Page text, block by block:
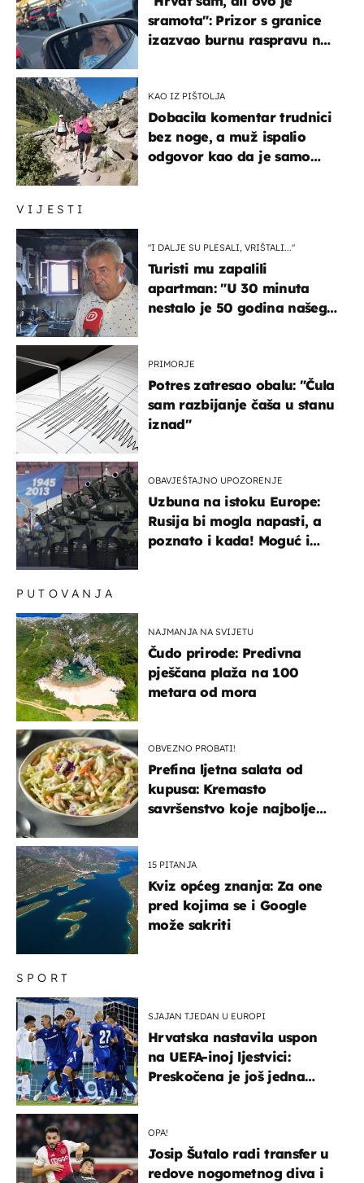
VIJESTI
"I DALJE SU PLESALI, VRIŠTALI..."
Turisti mu zapalili
apartman: "U 30 minuta
nestalo je 50 godina našeg
PRIMORJE
Potres zatresao obalu: "Čula
sam razbijanje čaša u stanu
iznad"
OBAVJEŠTAJNO UPOZORENJE
Uzbuna na istoku Europe:
Rusija bi mogla napasti, a
poznato i kada! Moguć i
sramota": Prizor s granice
izazvao burnu raspravu na
KAO IZ PIŠTOLJA
Dobacila komentar trudnici
bez noge, a muž ispalio
odgovor kao da je samo
SPORT
SJAJAN TJEDAN U EUROPI
Hrvatska nastavila uspon
na UEFA-inoj ljestvici:
Preskočena je još jedna
OPA!
Josip Šutalo radi transfer u
redove nogometnog diva i
PUTOVANJA
NAJMANJA NA SVIJETU
Čudo prirode: Predivna
pješčana plaža na 100
metara od mora
OBVEZNO PROBATI!
Prefina ljetna salata od
kupusa: Kremasto
savršenstvo koje najbolje
15 PITANJA
Kviz općeg znanja: Za one
pred kojima se i Google
može sakriti